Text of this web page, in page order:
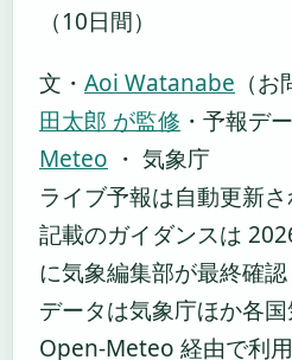
（10日間）
文・ Aoi Watanabe （
田太郎 が監修 ・ 予報デ
Meteo ・ 気象庁
ライブ予報は自動更新さ
記載のガイダンスは
に気象編集部が最終確認
データは気象庁ほか各
Open-Meteo 経由で利用